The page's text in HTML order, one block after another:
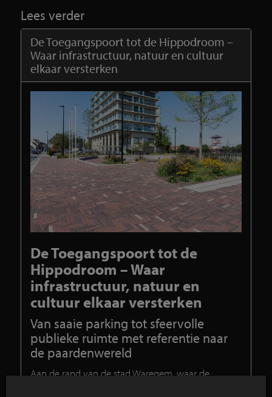
Lees verder
De Toegangspoort tot de Hippodroom –
Waar infrastructuur, natuur en cultuur
elkaar versterken
De Toegangspoort tot de
Hippodroom – Waar
infrastructuur, natuur en
cultuur elkaar versterken
Van saaie parking tot sfeervolle
publieke ruimte met referentie naar
de paardenwereld
Aan de rand van de stad Waregem, waar de